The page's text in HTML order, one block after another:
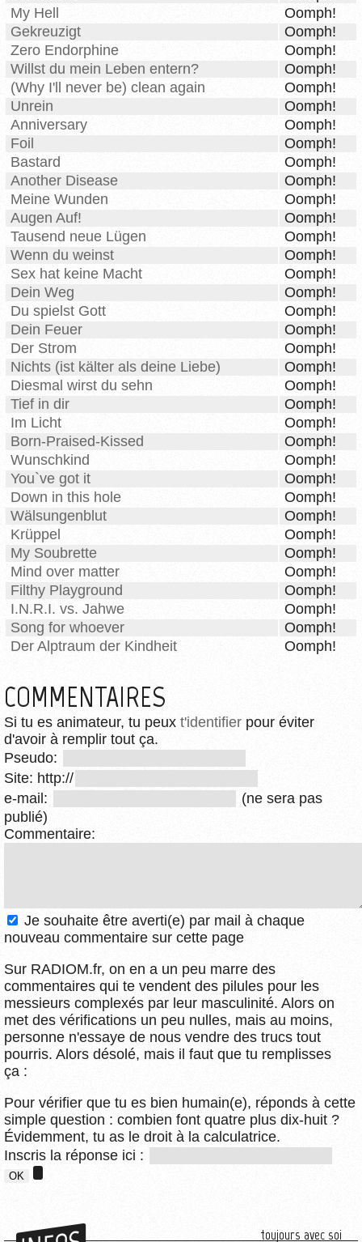
My Hell
Oomph!
Gekreuzigt
Oomph!
Zero Endorphine
Oomph!
Willst du mein Leben entern?
Oomph!
(Why I'll never be) clean again
Oomph!
Unrein
Oomph!
Anniversary
Oomph!
Foil
Oomph!
Bastard
Oomph!
Another Disease
Oomph!
Meine Wunden
Oomph!
Augen Auf!
Oomph!
Tausend neue Lügen
Oomph!
Wenn du weinst
Oomph!
Sex hat keine Macht
Oomph!
Dein Weg
Oomph!
Du spielst Gott
Oomph!
Dein Feuer
Oomph!
Der Strom
Oomph!
Nichts (ist kälter als deine Liebe)
Oomph!
Diesmal wirst du sehn
Oomph!
Tief in dir
Oomph!
Im Licht
Oomph!
Born-Praised-Kissed
Oomph!
Wunschkind
Oomph!
You`ve got it
Oomph!
Down in this hole
Oomph!
Wälsungenblut
Oomph!
Krüppel
Oomph!
My Soubrette
Oomph!
Mind over matter
Oomph!
Filthy Playground
Oomph!
I.N.R.I. vs. Jahwe
Oomph!
Song for whoever
Oomph!
Der Alptraum der Kindheit
Oomph!
COMMENTAIRES
Si tu es animateur, tu peux t'identifier pour éviter
d'avoir à remplir tout ça.
Pseudo:
Site: http://
e-mail:
(ne sera pas
publié)
Commentaire:
Je souhaite être averti(e) par mail à chaque
nouveau commentaire sur cette page
Sur RADIOM.fr, on en a un peu marre des
commentaires qui te vendent des pilules pour les
messieurs complexés par leur masculinité. Alors on
met des vérifications un peu nulles, mais au moins,
personne n'essaye de nous vendre des trucs tout
pourris. Alors désolé, mais il faut que tu remplisses
ça :
Pour vérifier que tu es bien humain(e), réponds à cette
simple question : combien font quatre plus dix-huit ?
Évidemment, tu as le droit à la calculatrice.
Inscris la réponse ici :
toujours avec soi